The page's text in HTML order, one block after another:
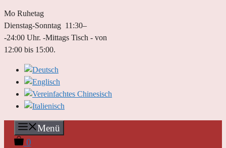
Mo Ruhetag
Dienstag-Sonntag 11:30–
-24:00 Uhr. -Mittags Tisch - von
12:00 bis 15:00.
Menü
0